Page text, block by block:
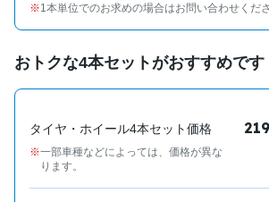
1本単位でのお求めの場合はお問い合わせくださ
おトクな4本セットがおすすめです
タイヤ・ホイール4本セット価格
一部車種などによっては、価格が異な
ります。